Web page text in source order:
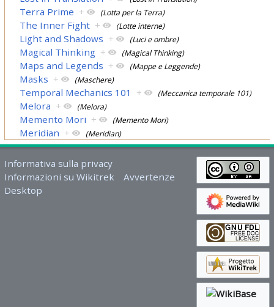
Terra Prime + (Lotta per la Terra)
The Inner Fight + (Lotte interne)
Light and Shadows + (Luci e ombre)
Magical Thinking + (Magical Thinking)
Maps and Legends + (Mappe e Leggende)
Masks + (Maschere)
Temporal Mechanics 101 + (Meccanica temporale 101)
Melora + (Melora)
Memento Mori + (Memento Mori)
Meridian + (Meridian)
Informativa sulla privacy
Informazioni su Wikitrek
Avvertenze
Desktop